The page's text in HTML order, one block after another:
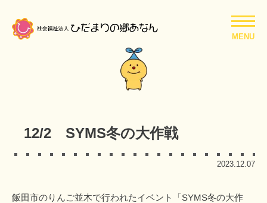
MENU
12/2 SYMS冬の大作戦
2023.12.07
飯田市のりんご並木で行われたイベント「SYMS冬の大作